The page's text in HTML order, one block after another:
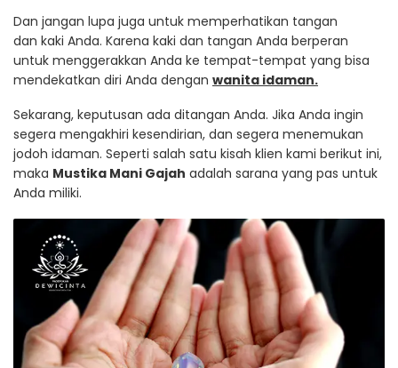
Dan jangan lupa juga untuk memperhatikan tangan
dan kaki Anda. Karena kaki dan tangan Anda berperan
untuk menggerakkan Anda ke tempat-tempat yang bisa
mendekatkan diri Anda dengan wanita idaman.
Sekarang, keputusan ada ditangan Anda. Jika Anda ingin
segera mengakhiri kesendirian, dan segera menemukan
jodoh idaman. Seperti salah satu kisah klien kami berikut ini,
maka Mustika Mani Gajah adalah sarana yang pas untuk
Anda miliki.